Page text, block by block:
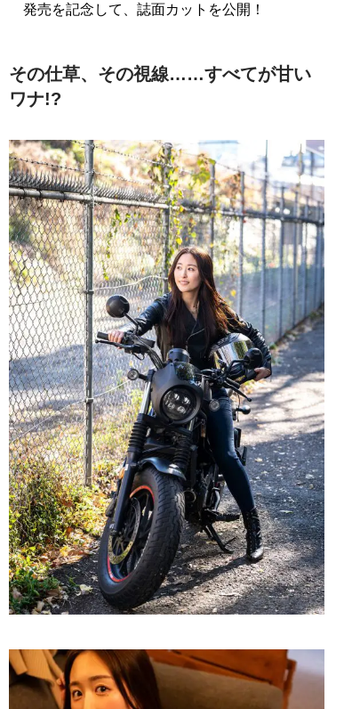
発売を記念して、誌面カットを公開！
その仕草、その視線……すべてが甘い
ワナ!?